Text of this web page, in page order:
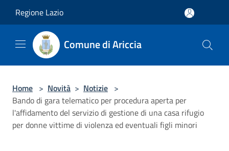
Regione Lazio
Comune di Ariccia
Home > Novità > Notizie >
Bando di gara telematico per procedura aperta per
l'affidamento del servizio di gestione di una casa rifugio
per donne vittime di violenza ed eventuali figli minori